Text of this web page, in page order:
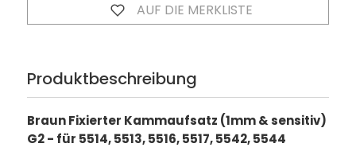
AUF DIE MERKLISTE
Produktbeschreibung
Braun Fixierter Kammaufsatz (1mm & sensitiv)
G2 - für 5514, 5513, 5516, 5517, 5542, 5544